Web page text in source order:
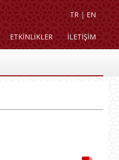
TR| EN
ETKİNLİKLER İLETİŞİM